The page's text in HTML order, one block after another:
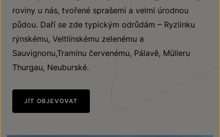
roviny u nás, tvořené sprašemi a velmi úrodnou
půdou. Daří se zde typickým odrůdám – Ryzlinku
rýnskému, Veltlínskému zelenému a
Sauvignonu,Tramínu červenému, Pálavě, Mülleru
Thurgau, Neuburské.
JÍT OBJEVOVAT